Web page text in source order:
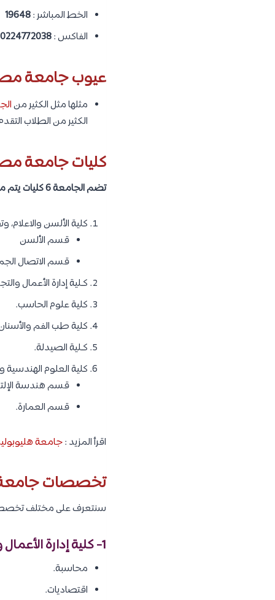
الخط المباشر :19648
الفاكس :
عيوب جامعة
مثلها مثل الكثير من
الكثير من الطلاب
كليات جامعة
تضم الجامعة 6 كليات يتم من خلالهم تدريس الكثير من المجالات والتخصصات الاكاديمية المختلفة، وهذه الكليات كما يلي :
كلية الألسن
قسم الألسن
قسم الاتصال
كـلية إدارة الأعمال
كلية علوم الحاسب.
كلية طب الفم
كـلية الصيدلة.
كلية العلوم
قسم هندسة
قسم العمارة.
اقرأ المزيد :جامعة
تخصصات جامعة
سنتعرف على مختلف
1- كلية إدارة الأعمال والتجارة الدولية :
محاسبة.
اقتصاديات.